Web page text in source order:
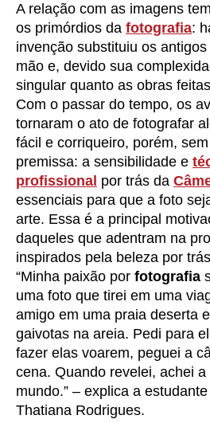
A relação com as imagens
os primórdios da fotografia:
invenção substituiu os
mão e, devido sua
singular quanto as obras
Com o passar do tempo, os
tornaram o ato de fotografar
fácil e corriqueiro, porém,
premissa: a sensibilidade e
profissional por trás da
essenciais para que a foto
arte. Essa é a principal
daqueles que adentram na
inspirados pela beleza por
“Minha paixão por fotografia
uma foto que tirei em uma
amigo em uma praia deserta
gaivotas na areia. Pedi para
fazer elas voarem, peguei a
cena. Quando revelei, achei
mundo.” – explica a
Thatiana Rodrigues.